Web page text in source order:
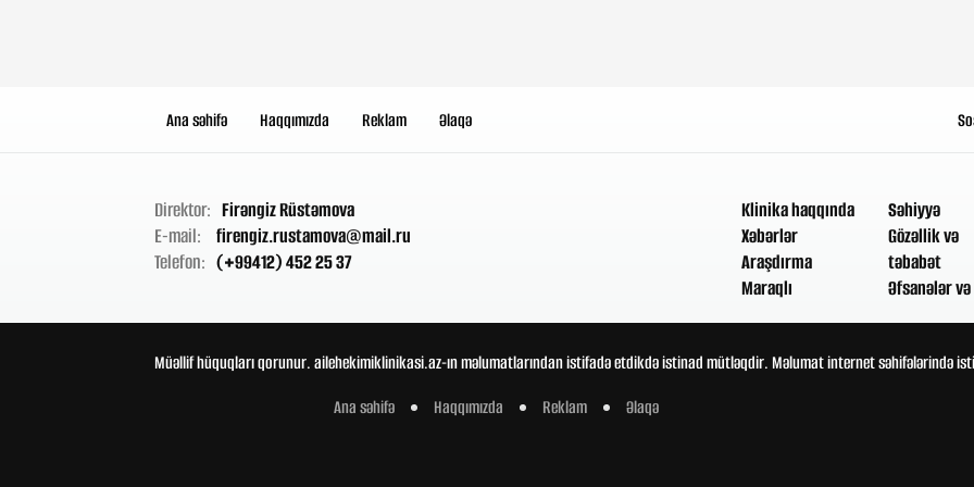
Ana səhifə Haqqımızda Reklam Əlaqə
Direktor: Firəngiz Rüstəmova
E-mail:
firengiz.rustamova@mail.ru
Telefon: (+99412) 452 25 37
Klinika haqqında
Xəbərlər
Araşdırma
Maraqlı
Səhiyyə
Gözəllik və
təbabət
Əfsanələr
Müəllif hüquqları qorunur. ailehekimiklinikasi.az-ın məlumatlarından istifadə etdikdə istinad mütləqdir. Məlumat internet səhifələrində
Ana səhifə
Haqqımızda Reklam Əlaqə